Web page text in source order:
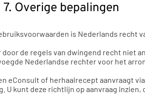
Overige bepalingen
is Nederlands recht
door de regels van dwingend recht niet
Nederlandse rechter voor het
eConsult of herhaalrecept aanvraagt
U kunt deze richtlijn op aanvraag inzien,